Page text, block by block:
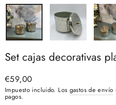
Set cajas decorativas
Precio
habitual
€59,00
Impuesto incluido. Los gastos de envío
pagos.